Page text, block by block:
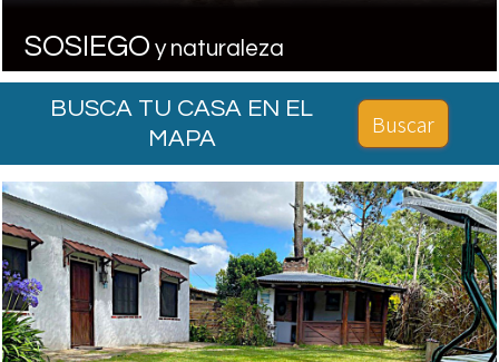
SOSIEGO y naturaleza
BUSCA TU CASA EN EL
MAPA
Buscar